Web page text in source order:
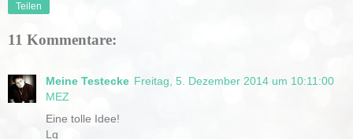
Teilen
11 Kommentare:
Meine Testecke Freitag, 5. Dezember 2014 um 10:11:00
MEZ
Eine tolle Idee!
Lg